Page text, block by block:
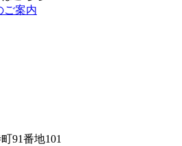
ご案内
91番地101